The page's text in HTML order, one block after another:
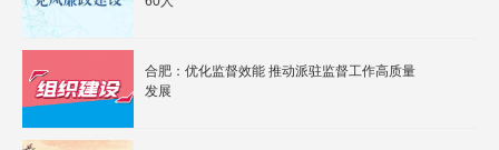
合肥：优化监督效能 推动派驻监督工作高质量
发展